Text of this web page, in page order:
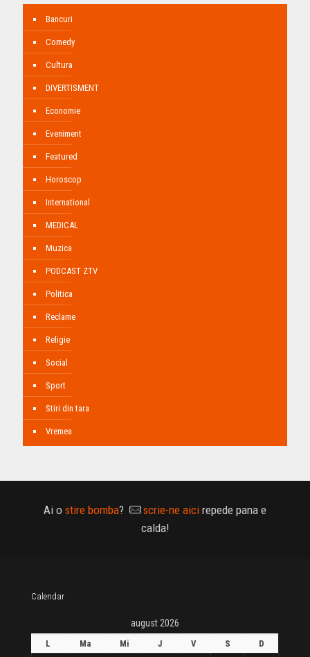
Bancuri
Comedy
Cultura
DIVERTISMENT
Economie
Eveniment
Featured
Horoscop
International
MEDICAL
Muzica
PODCAST ZTV
Politica
Reclame
Religie
Social
Sport
Stiri din tara
Vremea
Ai o stire bomba? scrie-ne aici repede pana e
calda!
Calendar
august 2026
L Ma Mi J V S
D